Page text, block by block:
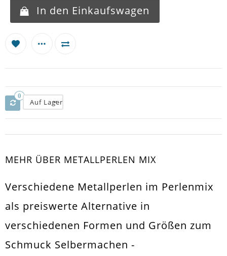
In den Einkaufswagen
0
Auf Lager
MEHR ÜBER METALLPERLEN MIX
Verschiedene Metallperlen im Perlenmix
als preiswerte Alternative in
verschiedenen Formen und Größen zum
Schmuck Selbermachen -